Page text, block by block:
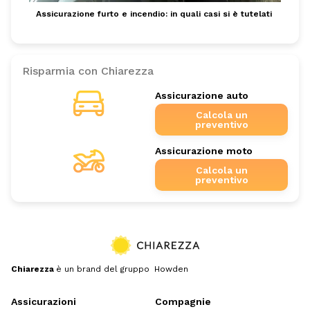
Assicurazione furto e incendio: in quali casi si è tutelati
Risparmia con Chiarezza
Assicurazione auto
Calcola un
preventivo
Assicurazione moto
Calcola un
preventivo
Chiarezza è un brand del gruppo Howden
Assicurazioni Compagnie